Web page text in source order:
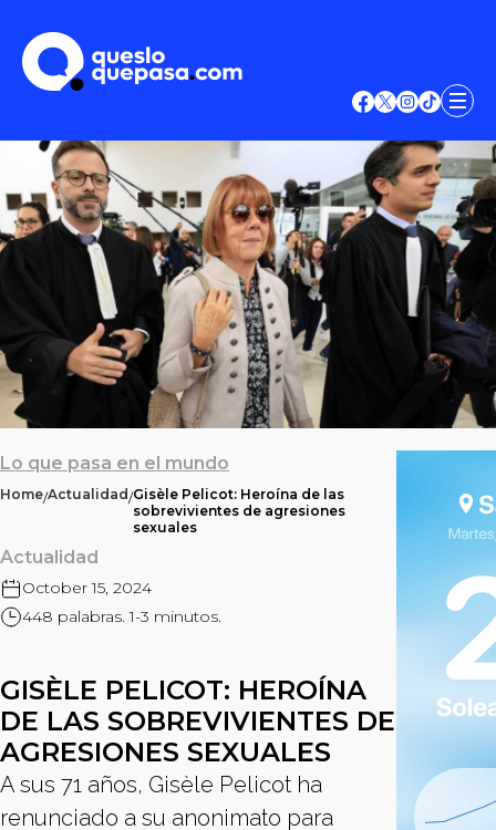
Lo que pasa en el mundo
Home/Actualidad/Gisèle Pelicot: Heroína de las
sobrevivientes de agresiones
sexuales
Actualidad
October 15, 2024
448 palabras. 1-3 minutos.
GISÈLE PELICOT: HEROÍNA
DE LAS SOBREVIVIENTES DE
AGRESIONES SEXUALES
A sus 71 años, Gisèle Pelicot ha
renunciado a su anonimato para